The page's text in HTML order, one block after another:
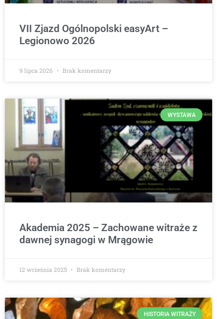
VII Zjazd Ogólnopolski easyArt –
Legionowo 2026
9 lipca 2026 Brak komentarzy
WYSTAWA
Akademia 2025 – Zachowane witraże z
dawnej synagogi w Mrągowie
12 września 2025 Brak komentarzy
HISTORIA WITRAŻY